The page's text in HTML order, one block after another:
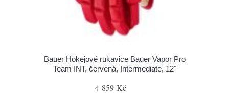
Bauer Hokejové rukavice Bauer Vapor Pro
Team INT, červená, Intermediate, 12"
4 859 Kč